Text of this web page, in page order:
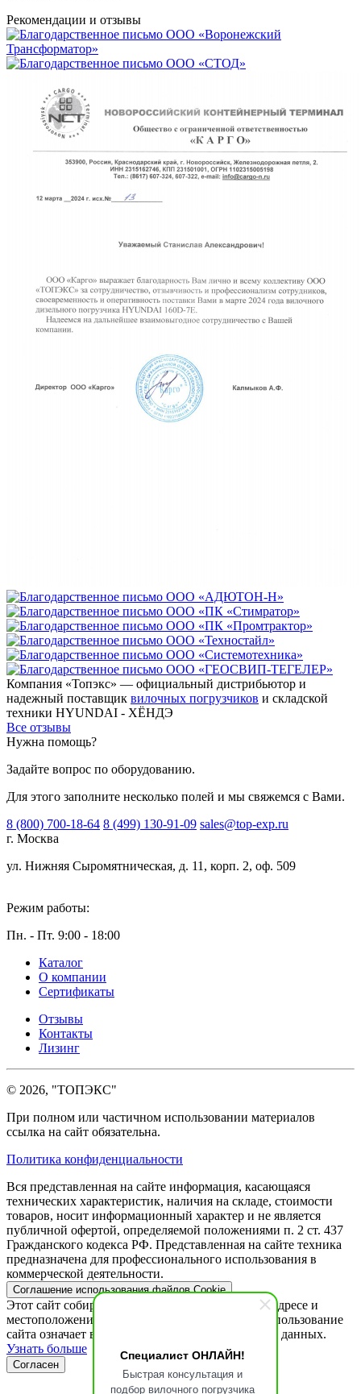
Специалист ОНЛАЙН!
Быстрая консультация и
подбор вилочного погрузчика
Рекомендации и отзывы
Компания «Топэкс» — официальный дистрибьютор и
надежный поставщик вилочных погрузчиков и складской
техники HYUNDAI - ХЁНДЭ
Все отзывы
Нужна помощь?
Задайте вопрос по оборудованию.
Для этого заполните несколько полей и мы свяжемся с Вами.
8 (800) 700-18-64 8 (499) 130-91-09 sales@top-exp.ru
г. Москва
ул. Нижняя Сыромятническая, д. 11, корп. 2, оф. 509
Режим работы:
Пн. - Пт. 9:00 - 18:00
Каталог
О компании
Сертификаты
Отзывы
Контакты
Лизинг
© 2026, "ТОПЭКС"
При полном или частичном использовании материалов
ссылка на сайт обязательна.
Политика конфиденциальности
Вся представленная на сайте информация, касающаяся
технических характеристик, наличия на складе, стоимости
товаров, носит информационный характер и не является
публичной офертой, определяемой положениями п. 2 ст. 437
Гражданского кодекса РФ. Представленная на сайте техника
предназначена для профессионального использования в
коммерческой деятельности.
Соглашение использования файлов Cookie
Этот сайт собирает cookie-файлы, данные об IP-адресе и
местоположении пользователей. Дальнейшее использование
сайта означает ваше согласие на обработку таких данных.
Узнать больше
Согласен